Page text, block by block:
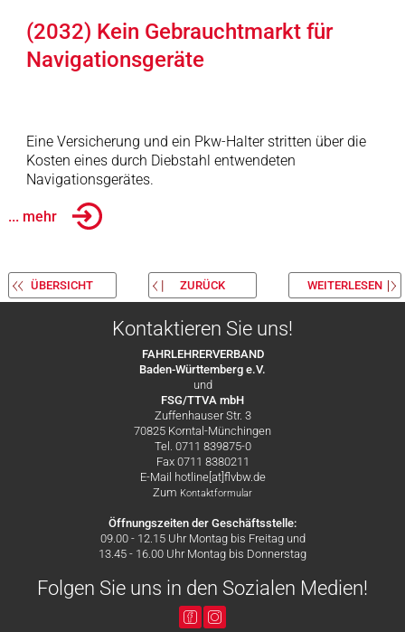
(2032) Kein Gebrauchtmarkt für
Navigationsgeräte
Eine Versicherung und ein Pkw-Halter stritten über die
Kosten eines durch Diebstahl entwendeten
Navigationsgerätes.
... mehr
ÜBERSICHT ZURÜCK WEITERLESEN
Kontaktieren Sie uns!
FAHRLEHRERVERBAND
Baden-Württemberg e.V.
und
FSG/TTVA mbH
Zuffenhauser Str. 3
70825 Korntal-Münchingen
Tel. 0711 839875-0
Fax 0711 8380211
E-Mail hotline[at]flvbw.de
Zum Kontaktformular
Öffnungszeiten der Geschäftsstelle:
09.00 - 12.15 Uhr Montag bis Freitag und
13.45 - 16.00 Uhr Montag bis Donnerstag
Folgen Sie uns in den Sozialen Medien!